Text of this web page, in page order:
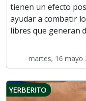
tienen un efecto
ayudar a combatir
libres que generan
martes, 16 mayo
YERBERITO